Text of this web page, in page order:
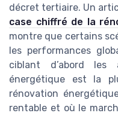
décret tertiaire. Un
case chiffré de la
montre que certains
les performances
ciblant d’abord les
énergétique est la
rénovation
rentable et où le